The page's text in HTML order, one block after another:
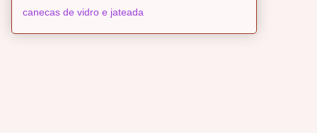
canecas de vidro e jateada